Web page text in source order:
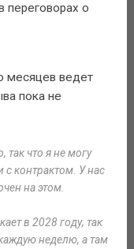
переговорах о
месяцев ведет
пока не
так что я не могу
с контрактом. У нас
на этом.
в 2028 году, так
неделю, а там